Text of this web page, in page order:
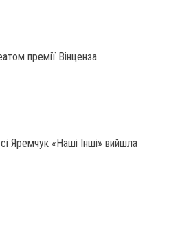
премії Вінценза
Яремчук «Наші Інші» вийшла